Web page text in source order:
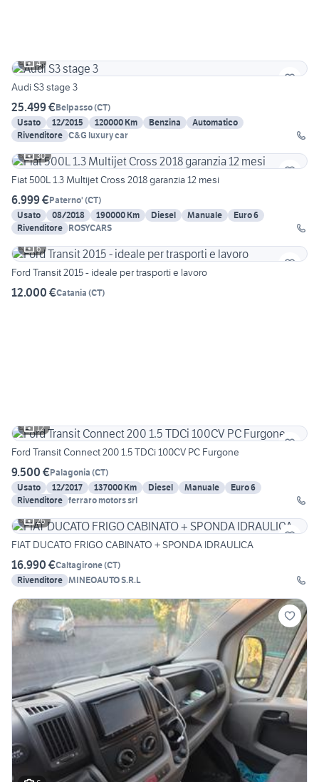
4
Audi S3 stage 3
25.499 €Belpasso(CT)
Usato
12/2015 120000 Km Benzina
Automatico
Rivenditore C&G luxury car
30
Fiat 500L 1.3 Multijet Cross 2018 garanzia 12 mesi
6.999 €Paterno' (CT)
Usato
08/2018 190000 Km Diesel Manuale
Euro 6
Rivenditore ROSYCARS
6
Ford Transit 2015 - ideale per trasporti e lavoro
12.000 €Catania (CT)
12
Ford Transit Connect 200 1.5 TDCi 100CV PC Furgone
9.500 €Palagonia (CT)
Usato
12/2017 137000 Km Diesel Manuale
Euro 6
Rivenditore ferraro motors srl
26
FIAT DUCATO FRIGO CABINATO + SPONDA IDRAULICA
16.990 €Caltagirone(CT)
Rivenditore MINEOAUTO S.R.L